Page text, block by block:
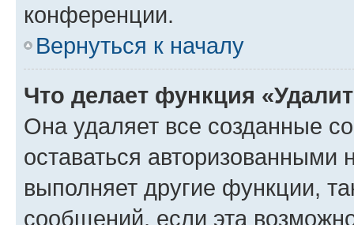
конференции.
Вернуться к началу
Что делает функция
Она удаляет все созданные
оставаться авторизованными
выполняет другие функции,
сообщений, если эта